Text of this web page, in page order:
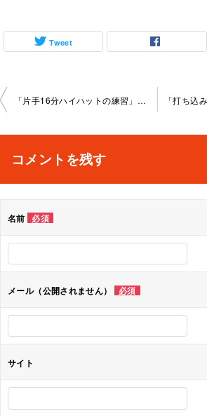
Tweet
投
ビ
シ
ョ
ン
「片手16分ハイハットの練習」池袋教室2022-08-31-no0014-1042
コメントを残す
名前 必須
メール（公開されません） 必須
サイト